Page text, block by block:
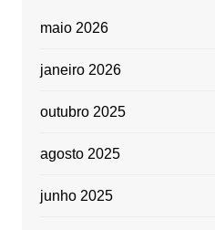
maio 2026
janeiro 2026
outubro 2025
agosto 2025
junho 2025